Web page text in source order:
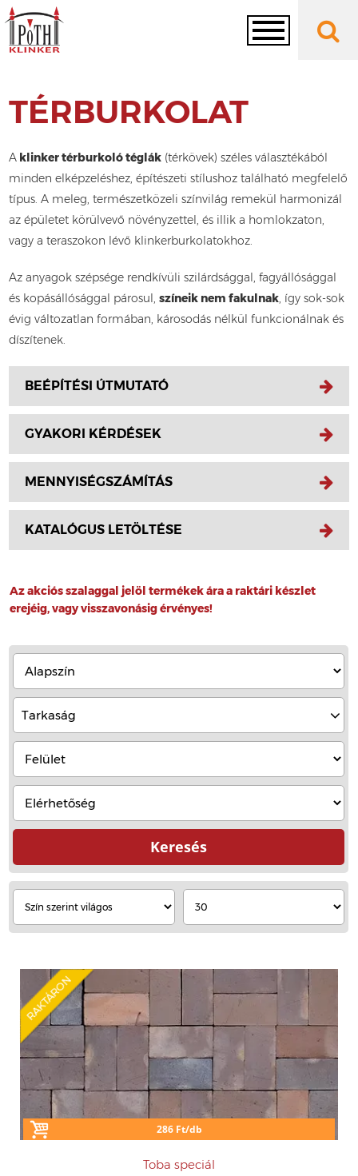
Toggle
TÉRBURKOLAT
A klinker térburkoló téglák (térkövek) széles választékából
minden elképzeléshez, építészeti stílushoz található megfelelő
típus. A meleg, természetközeli színvilág remekül harmonizál
az épületet körülvevő növényzettel, és illik a homlokzaton,
vagy a teraszokon lévő klinkerburkolatokhoz.
Az anyagok szépsége rendkívüli szilárdsággal, fagyállósággal
és kopásállósággal párosul,színeik nem fakulnak, így sok-sok
évig változatlan formában, károsodás nélkül funkcionálnak és
díszítenek.
BEÉPÍTÉSI ÚTMUTATÓ
GYAKORI KÉRDÉSEK
MENNYISÉGSZÁMÍTÁS
KATALÓGUS LETÖLTÉSE
Az akciós szalaggal jelöl termékek ára a raktári készlet
erejéig, vagy visszavonásig érvényes!
Tarkaság
Keresés
RAKTÁRON
286 Ft/db
Toba speciál